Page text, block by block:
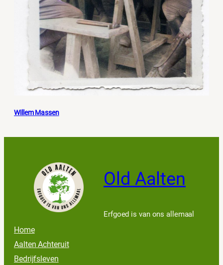
Willem Massen
Old Aalten
Erfgoed is van ons allemaal
Home
Aalten Achteruit
Bedrijfsleven